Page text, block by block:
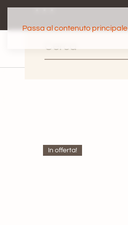
Passa al contenuto principale
In offerta!